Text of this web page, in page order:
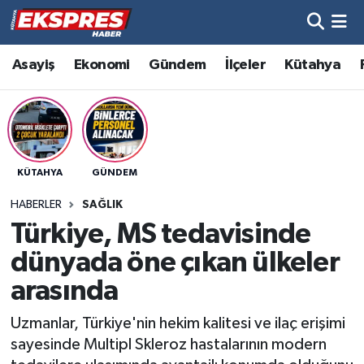
Asayiş Ekonomi Gündem İlçeler Kütahya
KÜTAHYA GÜNDEM
HABERLER SAĞLIK
Türkiye, MS tedavisinde
dünyada öne çıkan ülkeler
arasında
Uzmanlar, Türkiye'nin hekim kalitesi ve ilaç erişimi
sayesinde Multipl Skleroz hastalarının modern
Altıntaş
Asayiş
Aslanapa
Bölge
Çavdarhisar
Dumlupınar
Hava Durumu
Trafik Durumu
Süper Lig Puan Durumu ve Fikstür
Son Dakika Haberleri
Haber Arşivi